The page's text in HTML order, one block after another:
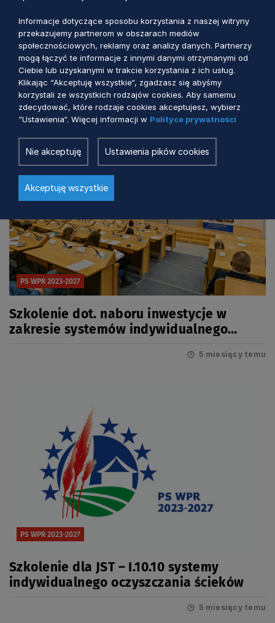
Zobacz również
PS WPR 2023-2027
Szkolenie dot. naboru inwestycje w
zakresie systemów indywidualnego
5 miesięcy temu
PS WPR 2023-2027
Szkolenie dla JST – I.10.10 systemy
indywidualnego oczyszczania ścieków
5 miesięcy temu
Informacje dotyczące sposobu korzystania z naszej witryny
przekazujemy partnerom w obszarach mediów
społecznościowych, reklamy oraz analizy danych. Partnerzy
mogą łączyć te informacje z innymi danymi otrzymanymi od
Ciebie lub uzyskanymi w trakcie korzystania z ich usług.
Klikając “Akceptuję wszystkie“, zgadzasz się abyśmy
korzystali ze wszystkich rodzajów cookies. Aby samemu
zdecydować, które rodzaje cookies akceptujesz, wybierz
“Ustawienia“. Więcej informacji w Polityce prywatności
Nie akceptuję Ustawienia pików cookies
Akceptuję wszystkie